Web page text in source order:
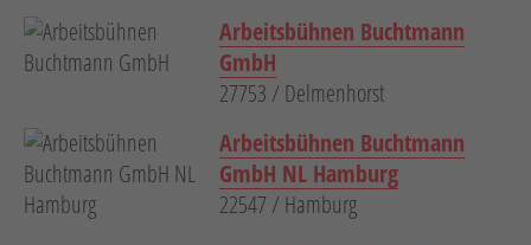
Unsere Mietliste
Verkauf
Neumaschinen
Gebrauchtmaschinen
Neuheiten
Arbeitsbühnen Buchtmann
GmbH
27753 / Delmenhorst
Arbeitsbühnen Buchtmann
GmbH NL Hamburg
22547 / Hamburg